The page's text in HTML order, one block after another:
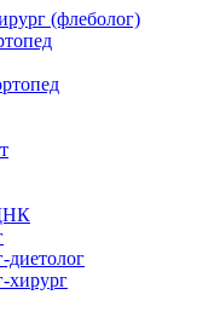
(флеболог)
диетолог
хирург